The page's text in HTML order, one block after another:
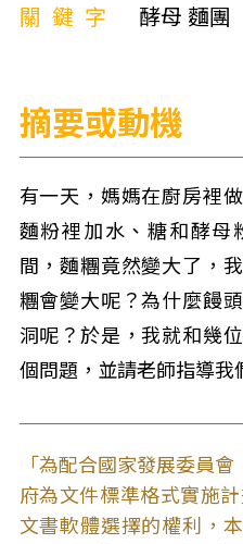
關鍵字
酵母 麵團
摘要或動機
有一天，媽媽在廚房裡
麵粉裡加水、糖和酵母
間，麵糰竟然變大了，
糰會變大呢？為什麼饅
洞呢？於是，我就和幾
個問題，並請老師指導我
「為配合國家發展委員
府為文件標準格式實施
文書軟體選擇的權利，